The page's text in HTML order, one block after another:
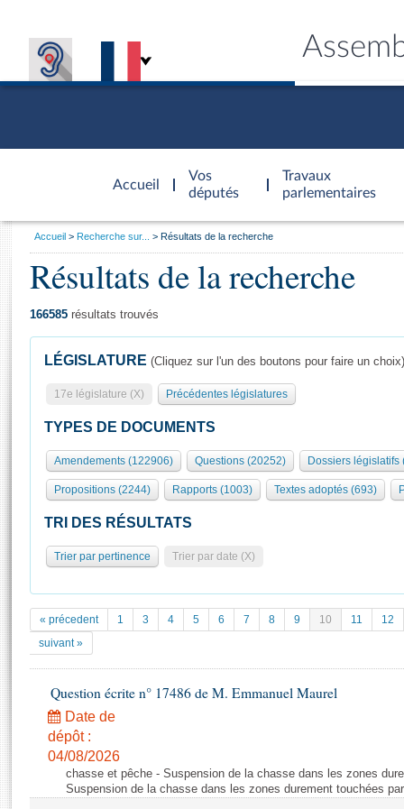
Accueil
d'accueil
Vos
députés
Travaux
parlementaires
Présidence
577 députés
Groupes politiques
Séance publique
Commissions et autres organes
Europe et International
Pétitions
Documents parlementaires
Projets de loi
Propositions de loi
Amendements
Textes adoptés
Rapports d'information
Général
Rôle et pouvoirs de l'Assemblée
Organisation de l'Assemblée
Présidence Conférence des Présidents Bureau Collège des
Statistiques et chiffres clés
Documents de référence
( Constitution | Règlement de l'Assemblée ... )
Histoire
Juniors
Anciennes législatures
Liens vers les sites publics
Visiter l'Assemblée
Visite virtuelle du palais Bourbon
Assister à une séance
La Bibliothèque
Les archives
Photos libres de droit
Vous
Accueil Recherche sur... Résultats de la recherche
Résultats de la recherche
166585 résultats trouvés
LÉGISLATURE (Cliquez sur l'un des boutons pour faire un choix)
17e législature (X) Précédentes législatures
TYPES DE DOCUMENTS
Amendements (122906) Questions (20252) Dossiers législatifs
Propositions (2244) Rapports (1003) Textes adoptés (693)
TRI DES RÉSULTATS
Trier par pertinence Trier par date (X)
« précedent 1 3 4 5 6 7 8 9 10 11
12
suivant »
Question écrite n° 17486 de M. Emmanuel Maurel
Date de
dépôt :
04/08/2026
chasse et pêche - Suspension de la chasse dans les zones
Suspension de la chasse dans les zones durement touchées